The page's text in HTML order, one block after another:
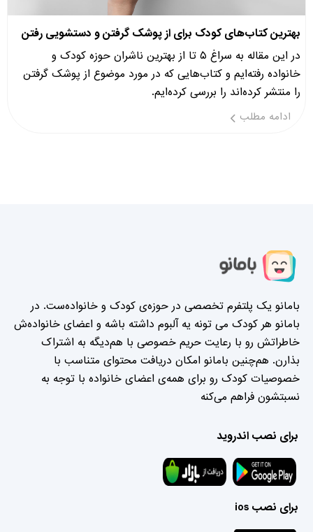
بهترین کتاب‌های کودک برای از پوشک گرفتن و دستشویی رفتن
در این مقاله به سراغ ۵ تا از بهترین ناشران حوزه کودک و
خانواده رفته‌ایم و کتاب‌هایی که در مورد موضوع از پوشک گرفتن
را منتشر کرده‌اند را بررسی کرده‌ایم.
ادامه مطلب
بامانو یک پلتفرم تخصصی در حوزه‌ی کودک و خانواده‌ست. در
بامانو هر کودک می تونه یه آلبوم داشته باشه و اعضای خانواده‌ش
خاطراتش رو با رعایت حریم خصوصی با هم‌دیگه به اشتراک
بذارن. هم‌چنین بامانو امکان دریافت محتوای متناسب با
خصوصیات کودک رو برای همه‌ی اعضای خانواده با توجه به
نسبتشون فراهم می‌کنه
برای نصب اندروید
برای نصب ios